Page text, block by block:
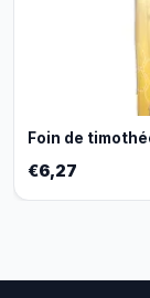
Foin de
€6,27